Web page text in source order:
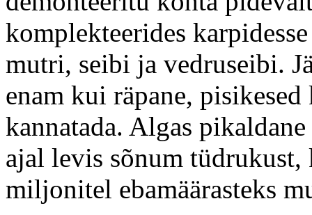
komplekteerides
mutri, seibi ja vedruseibi.
enam kui räpane,
kannatada. Algas
ajal levis sõnum
miljonitel ebamäärasteks